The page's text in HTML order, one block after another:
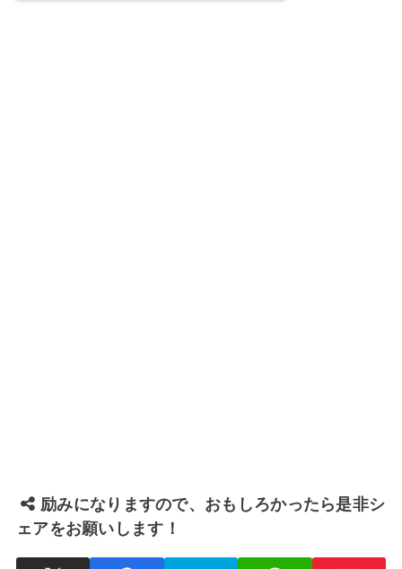
励みになりますので、おもしろかったら是非シ
ェアをお願いします！